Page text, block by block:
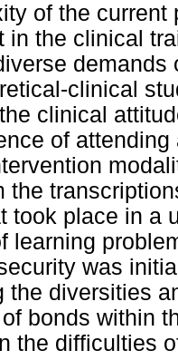
of the
in the clinical
clinical
clinical
of
the
took place in a
learning
was
the diversities
bonds within
the difficulties